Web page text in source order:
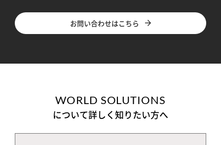
お問い合わせはこちら
WORLD SOLUTIONS
について詳しく知りたい方へ